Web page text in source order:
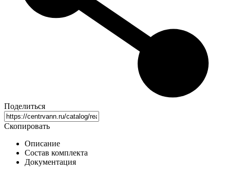
Поделиться
Скопировать
Описание
Состав комплекта
Документация